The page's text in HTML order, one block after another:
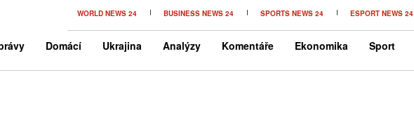
WORLD NEWS 24 BUSINESS NEWS 24 SPORTS NEWS 24 ESPORT NEWS 24
Domácí Ukrajina Analýzy Komentáře Ekonomika Sport